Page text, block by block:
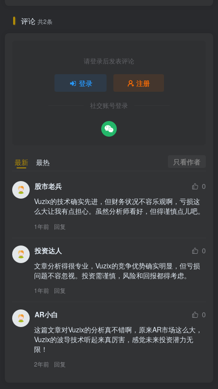
评论 共2条
请登录后发表评论
登录 注册
社交账号登录
最新 最热 只看作者
股市老兵
0
Vuzix的技术确实先进，但财务状况不容乐观啊，亏损这
么大让我有点担心。虽然分析师看好，但得谨慎点儿吧。
1年前 回复
投资达人
0
文章分析得很专业，Vuzix的竞争优势确实明显，但亏损
问题不容忽视。投资需谨慎，风险和回报都得考虑。
1年前 回复
AR小白
0
这篇文章对Vuzix的分析真不错啊，原来AR市场这么大，
Vuzix的波导技术听起来真厉害，感觉未来投资潜力无
限！
2年前 回复